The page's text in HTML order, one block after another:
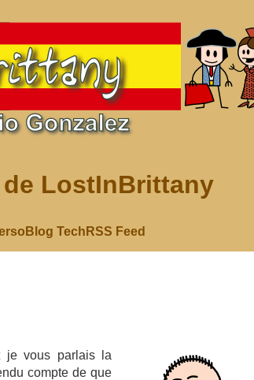
LostInBrittany
Blog Tech RSS Feed
je vous parlais la
compte de que